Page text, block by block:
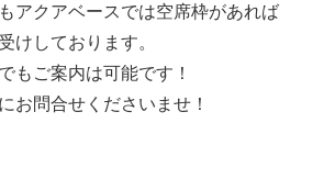
アクアベースでは空席枠があれば
けしております。
もご案内は可能です！
お問合せくださいませ！